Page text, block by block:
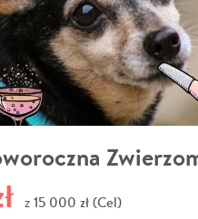
z 15 000 zł (Cel)